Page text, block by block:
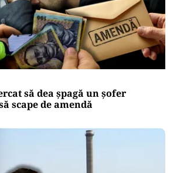
extremă, prelungit în
de până la 41 de